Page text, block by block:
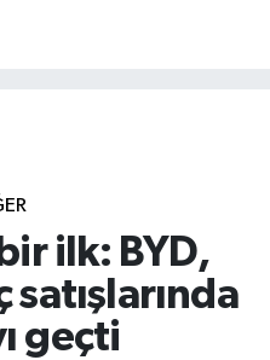
ilk: BYD,
geçti